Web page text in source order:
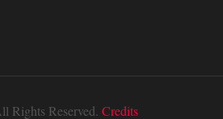
Rights Reserved. Credits